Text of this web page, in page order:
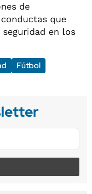
de
que
en los
Fútbol